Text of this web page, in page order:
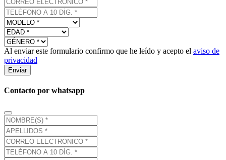
Al enviar este formulario confirmo que he leído y acepto el aviso de
privacidad
Enviar
Contacto por whatsapp